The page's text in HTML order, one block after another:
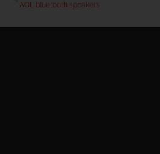
AQL bluetooth speakers